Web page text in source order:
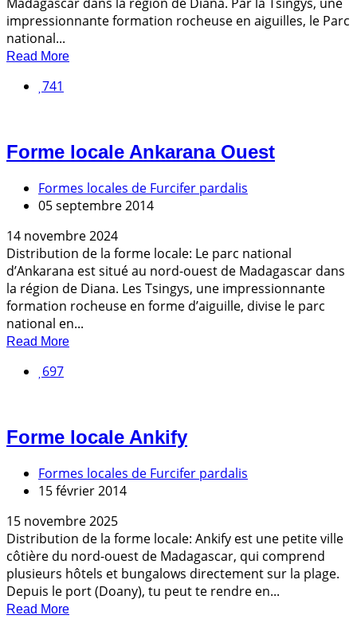
Madagascar dans la région de Diana. Par la Tsingys, une
impressionnante formation rocheuse en aiguilles, le Parc
national...
Read More
741
Forme locale Ankarana Ouest
Formes locales de Furcifer pardalis
05 septembre 2014
14 novembre 2024
Distribution de la forme locale: Le parc national
d’Ankarana est situé au nord-ouest de Madagascar dans
la région de Diana. Les Tsingys, une impressionnante
formation rocheuse en forme d’aiguille, divise le parc
national en...
Read More
697
Forme locale Ankify
Formes locales de Furcifer pardalis
15 février 2014
15 novembre 2025
Distribution de la forme locale: Ankify est une petite ville
côtière du nord-ouest de Madagascar, qui comprend
plusieurs hôtels et bungalows directement sur la plage.
Depuis le port (Doany), tu peut te rendre en...
Read More